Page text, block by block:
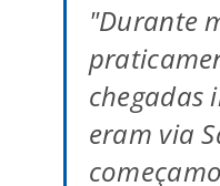
"Durante
chegadas
eram via